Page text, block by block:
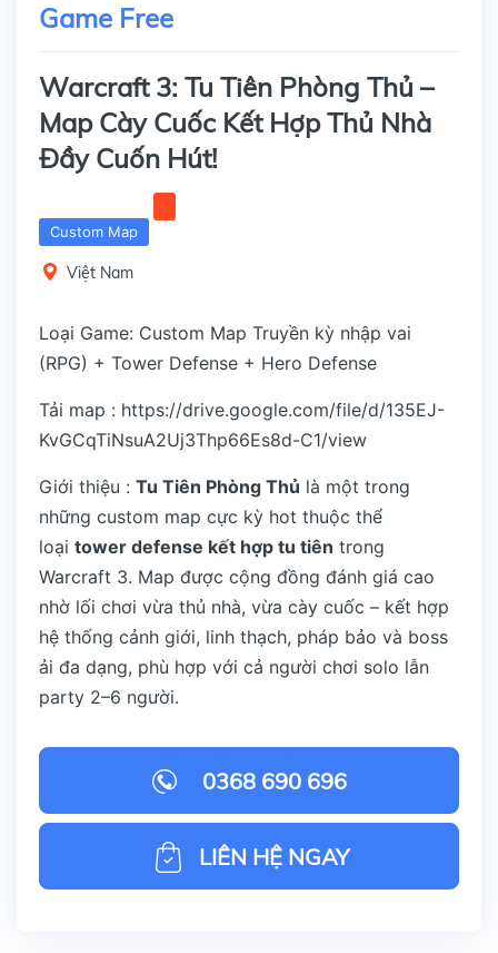
Game Free
Warcraft 3: Tu Tiên Phòng Thủ –
Map Cày Cuốc Kết Hợp Thủ Nhà
Đầy Cuốn Hút!
Custom Map
Việt Nam
Loại Game: Custom Map Truyền kỳ nhập vai
(RPG) + Tower Defense + Hero Defense
Tải map : https://drive.google.com/file/d/135EJ-
KvGCqTiNsuA2Uj3Thp66Es8d-C1/view
Giới thiệu : Tu Tiên Phòng Thủ là một trong
những custom map cực kỳ hot thuộc thể
loại tower defense kết hợp tu tiên trong
Warcraft 3. Map được cộng đồng đánh giá cao
nhờ lối chơi vừa thủ nhà, vừa cày cuốc – kết hợp
hệ thống cảnh giới, linh thạch, pháp bảo và boss
ải đa dạng, phù hợp với cả người chơi solo lẫn
party 2–6 người.
0368 690 696
LIÊN HỆ NGAY